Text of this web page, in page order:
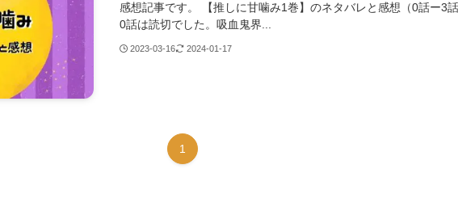
感想記事です。 【推しに甘噛み1巻】のネタバレと感想（0話ー3
0話は読切でした。吸血鬼界...
2023-03-16 2024-01-17
1